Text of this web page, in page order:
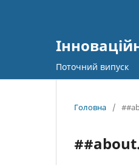
Поточний випуск
Головна /